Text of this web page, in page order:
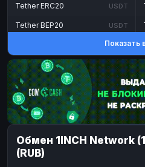
Tether ERC20 USDT
Tether BEP20 USDT
DASH
Toncoin TON
Dogecoin DOGE
TRX TRON
Bitcoin Cash BCH
BinanceCoin BEP20
Ether Classic
Показать
Обмен 1INCH Network
(RUB)